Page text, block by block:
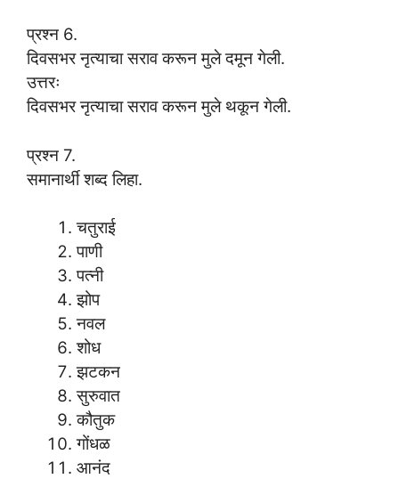
प्रश्न 6.
दिवसभर नृत्याचा सराव करून मुले दमून गेली.
उत्तरः
दिवसभर नृत्याचा सराव करून मुले थकून गेली.
प्रश्न 7.
समानार्थी शब्द लिहा.
चतुराई
पाणी
पत्नी
झोप
नवल
शोध
झटकन
सुरुवात
कौतुक
गोंधळ
आनंद